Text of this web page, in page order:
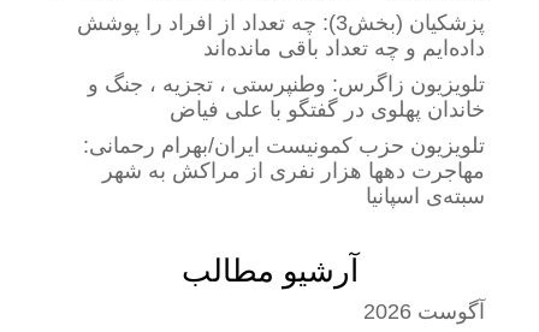
پزشکیان (بخش3): چه تعداد از افراد را پوشش
داده‌ایم و چه تعداد باقی مانده‌اند
تلویزیون زاگرس: وطنپرستی ، تجزیه ، جنگ و
خاندان پهلوی در گفتگو با علی فیاض
تلویزیون حزب کمونیست ایران/بهرام رحمانی:
مهاجرت دهها هزار نفری از مراکش به شهر
سبته‌ی اسپانیا
آرشیو مطالب
آگوست 2026